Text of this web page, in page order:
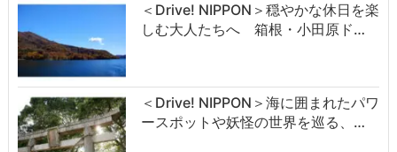
＜Drive! NIPPON＞穏やかな休日を楽
しむ大人たちへ 箱根・小田原ド…
＜Drive! NIPPON＞海に囲まれたパワ
ースポットや妖怪の世界を巡る、…